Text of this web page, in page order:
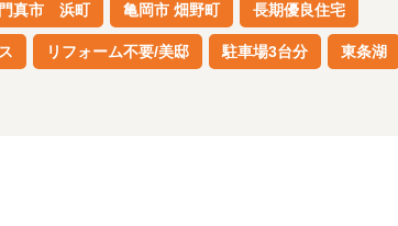
門真市 浜町 亀岡市 畑野町 長期優良住宅
リフォーム不要/美邸 駐車場3台分 東条湖